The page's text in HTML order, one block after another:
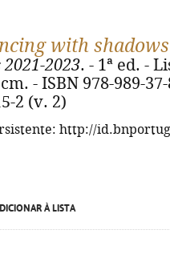
with shadows
2021-2023. - 1ª ed. -
- ISBN 978-989-
2 (v. 2)
http://
À LISTA